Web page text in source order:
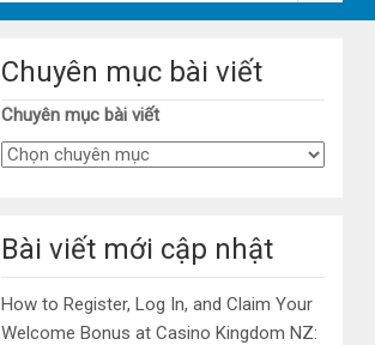
Chuyên mục bài viết
Chuyên mục bài viết
Bài viết mới cập nhật
How to Register, Log In, and Claim Your
Welcome Bonus at Casino Kingdom NZ: